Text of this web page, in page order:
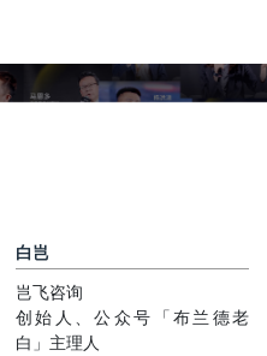
白岂
岂飞咨询
创始人、公众号「布兰德老
白」主理人